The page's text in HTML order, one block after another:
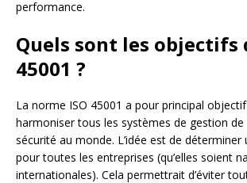
performance.
Quels sont les objectifs
45001 ?
La norme ISO 45001 a pour principal
harmoniser tous les systèmes de gestion de
sécurité au monde. L’idée est de déterminer
pour toutes les entreprises (qu’elles soient
internationales). Cela permettrait d’éviter